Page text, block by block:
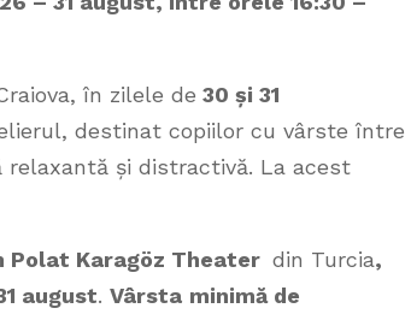
în zilele de 30 și 31
destinat copiilor cu vârste între
și distractivă. La acest
Polat Karagöz Theater din Turcia,
august. Vârsta minimă de